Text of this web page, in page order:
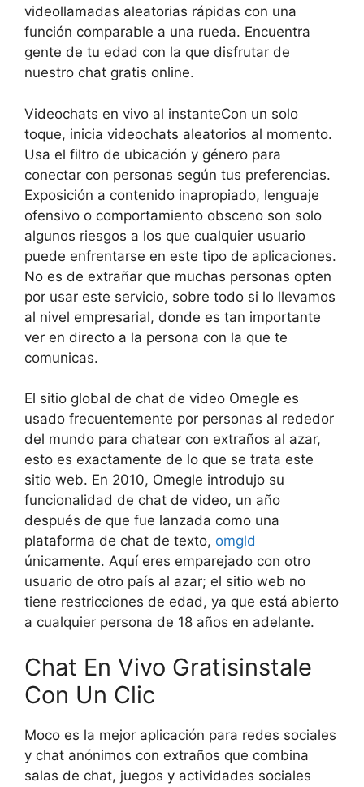
videollamadas aleatorias rápidas con una
función comparable a una rueda. Encuentra
gente de tu edad con la que disfrutar de
nuestro chat gratis online.
Videochats en vivo al instanteCon un solo
toque, inicia videochats aleatorios al momento.
Usa el filtro de ubicación y género para
conectar con personas según tus preferencias.
Exposición a contenido inapropiado, lenguaje
ofensivo o comportamiento obsceno son solo
algunos riesgos a los que cualquier usuario
puede enfrentarse en este tipo de aplicaciones.
No es de extrañar que muchas personas opten
por usar este servicio, sobre todo si lo llevamos
al nivel empresarial, donde es tan importante
ver en directo a la persona con la que te
comunicas.
El sitio global de chat de video Omegle es
usado frecuentemente por personas al rededor
del mundo para chatear con extraños al azar,
esto es exactamente de lo que se trata este
sitio web. En 2010, Omegle introdujo su
funcionalidad de chat de video, un año
después de que fue lanzada como una
plataforma de chat de texto, omgld
únicamente. Aquí eres emparejado con otro
usuario de otro país al azar; el sitio web no
tiene restricciones de edad, ya que está abierto
a cualquier persona de 18 años en adelante.
Chat En Vivo Gratisinstale
Con Un Clic
Moco es la mejor aplicación para redes sociales
y chat anónimos con extraños que combina
salas de chat, juegos y actividades sociales